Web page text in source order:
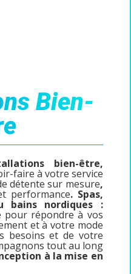
Bien-
bien-être,
faire à votre service
détente sur mesure,
performance. Spas,
bains nordiques :
pour répondre à vos
et à votre mode
besoins et de votre
tout au long
à la mise en